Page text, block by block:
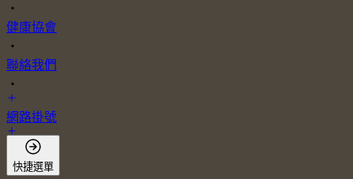
・
健康協會
・
聯絡我們
・
網路掛號
會員登入
快捷選單